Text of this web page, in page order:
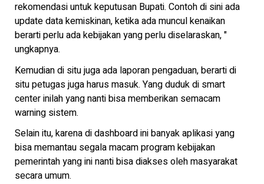
rekomendasi untuk keputusan Bupati. Contoh di sini ada
update data kemiskinan, ketika ada muncul kenaikan
berarti perlu ada kebijakan yang perlu diselaraskan, "
ungkapnya.
Kemudian di situ juga ada laporan pengaduan, berarti di
situ petugas juga harus masuk. Yang duduk di smart
center inilah yang nanti bisa memberikan semacam
warning sistem.
Selain itu, karena di dashboard ini banyak aplikasi yang
bisa memantau segala macam program kebijakan
pemerintah yang ini nanti bisa diakses oleh masyarakat
secara umum.